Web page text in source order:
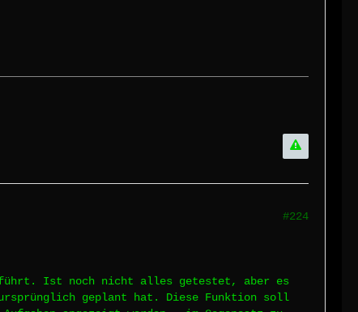
#224
Ist noch nicht alles getestet, aber es
geplant hat. Diese Funktion soll